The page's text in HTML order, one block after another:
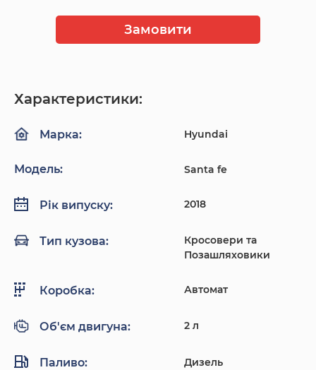
Замовити
Характеристики:
Марка: Hyundai
Модель: Santa fe
Рік випуску: 2018
Тип кузова:
Кросовери та
Позашляховики
Коробка: Автомат
Об'єм двигуна: 2 л
Паливо: Дизель